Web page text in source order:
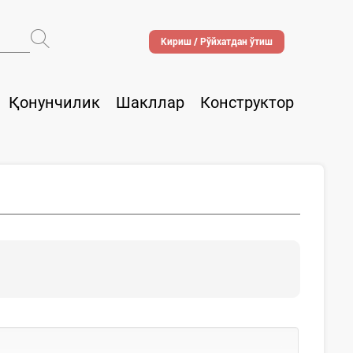
Кириш / Рўйхатдан ўтиш
Қонунчилик Шакллар
Конструктор